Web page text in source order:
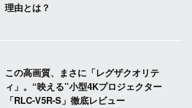
理由とは？
この高画質、まさに「レグザクオリテ
ィ」。“映える”小型4Kプロジェクター
「RLC-V5R-S」徹底レビュー